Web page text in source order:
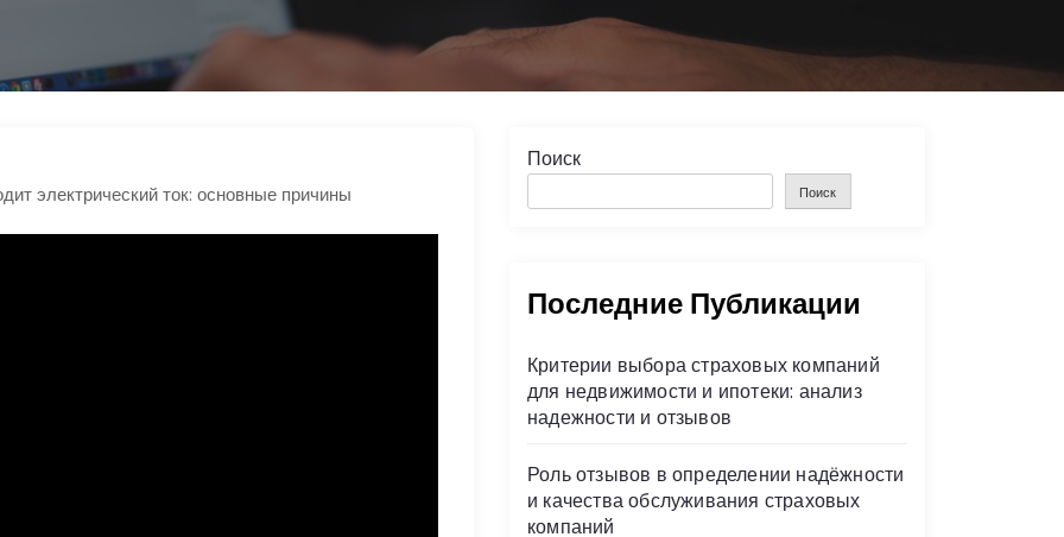
Поиск
Поиск
Последние Публикации
Критерии выбора страховых компаний
для недвижимости и ипотеки: анализ
надежности и отзывов
Роль отзывов в определении надёжности
и качества обслуживания страховых
компаний